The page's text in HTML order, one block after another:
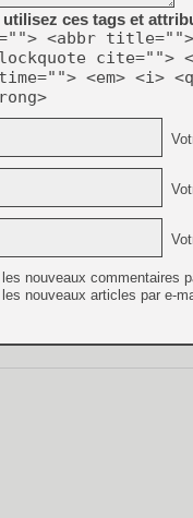
utilisez ces tags et
<abbr title="">
cite="">
<em> <i>
nouveaux commentaires
nouveaux articles par e-